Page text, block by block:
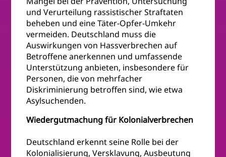
und Verurteilung rassistischer Straftaten
beheben und eine Täter-Opfer-Umkehr
vermeiden. Deutschland muss die
Auswirkungen von Hassverbrechen auf
Betroffene anerkennen und umfassende
Unterstützung anbieten, insbesondere für
Personen, die von mehrfacher
Diskriminierung betroffen sind, wie etwa
Asylsuchenden.
Wiedergutmachung für Kolonialverbrechen
Deutschland erkennt seine Rolle bei der
Kolonialisierung, Versklavung, Ausbeutung